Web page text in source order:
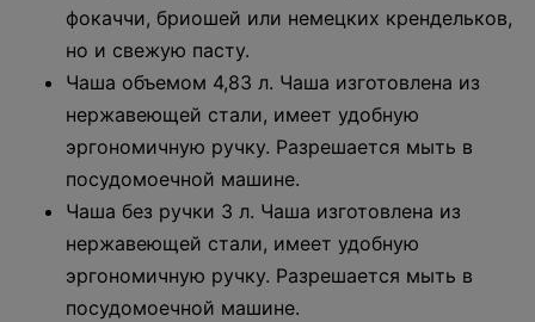
фокаччи, бриошей или немецких крендельков,
но и свежую пасту.
Чаша объемом 4,83 л. Чаша изготовлена из
нержавеющей стали, имеет удобную
эргономичную ручку. Разрешается мыть в
посудомоечной машине.
Чаша без ручки 3 л. Чаша изготовлена из
нержавеющей стали, имеет удобную
эргономичную ручку. Разрешается мыть в
посудомоечной машине.